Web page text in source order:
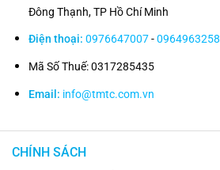
Đông Thạnh, TP Hồ Chí Minh
Điện thoại: 0976647007-0964963258
Mã Số Thuế: 0317285435
Email: info@tmtc.com.vn
CHÍNH SÁCH